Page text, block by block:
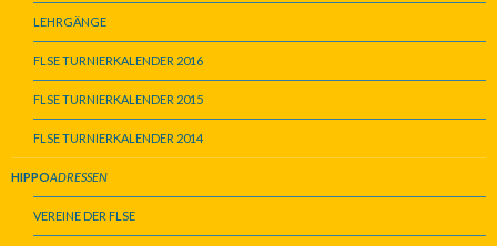
LEHRGÄNGE
FLSE TURNIERKALENDER 2016
FLSE TURNIERKALENDER 2015
FLSE TURNIERKALENDER 2014
HIPPOADRESSEN
VEREINE DER FLSE